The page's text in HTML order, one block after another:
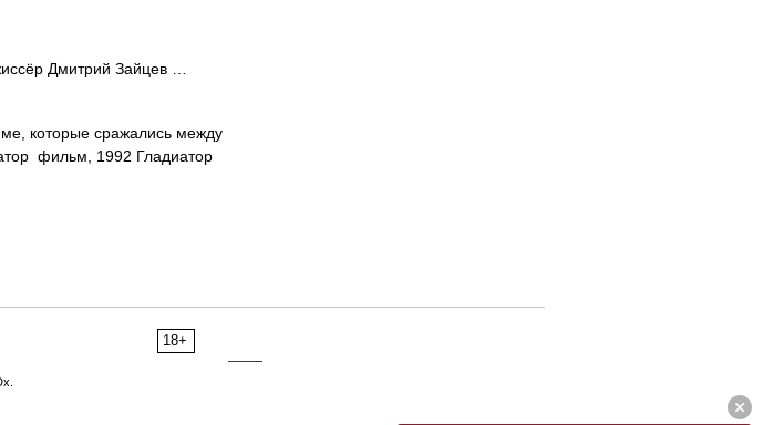
Дмитрий Зайцев …
которые сражались между
фильм, 1992 Гладиатор
18+